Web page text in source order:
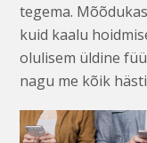
tegema.
kuid kaalu
olulisem üldine
nagu me kõik